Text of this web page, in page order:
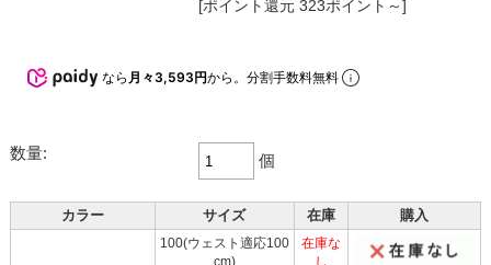
[ポイント還元 323ポイント～]
なら 月々3,593円から。分割手数料無料
数量: 個
カラー サイズ 在庫 購入
100(ウェスト適応100
cm)
在庫な
し